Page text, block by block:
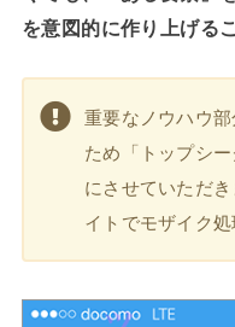
を意図的に作り上げる
重要なノウハウ
ため「トップシ
にさせていただ
イトでモザイク